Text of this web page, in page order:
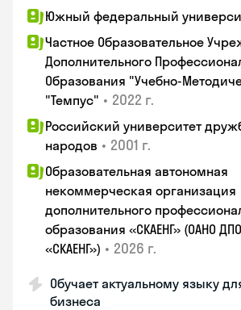
Южный федеральный
Частное Образовательное
Дополнительного
Образования "Учебно-
"Темпус" • 2022 г.
Российский университет
народов • 2001 г.
Образовательная автономная
некоммерческая организация
дополнительного
образования «СКАЕНГ» (ОАНО ДПО
«СКАЕНГ») • 2026 г.
Обучает актуальному языку
бизнеса